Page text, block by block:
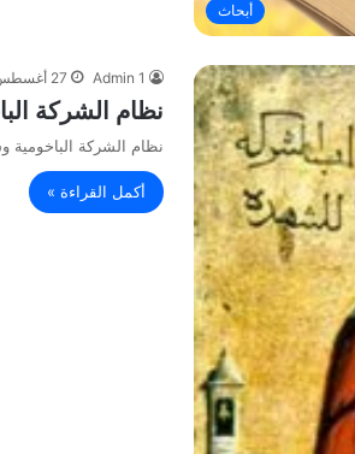
أبحاث
Admin 1 27 أغسطس، 2016
نظام الشركة
نظام الشركة
أكمل القراءة »